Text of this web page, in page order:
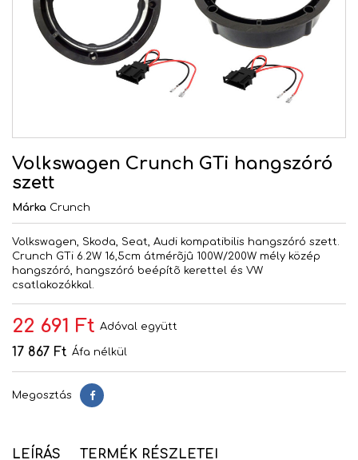
Volkswagen Crunch GTi hangszóró
szett
Márka Crunch
Volkswagen, Skoda, Seat, Audi kompatibilis hangszóró szett.
Crunch GTi 6.2W 16,5cm átmérõjû 100W/200W mély közép
hangszóró, hangszóró beépítõ kerettel és VW
csatlakozókkal.
22 691 Ft Adóval együtt
17 867 Ft Áfa nélkül
Megosztás Megosztás
LEÍRÁS TERMÉK RÉSZLETEI